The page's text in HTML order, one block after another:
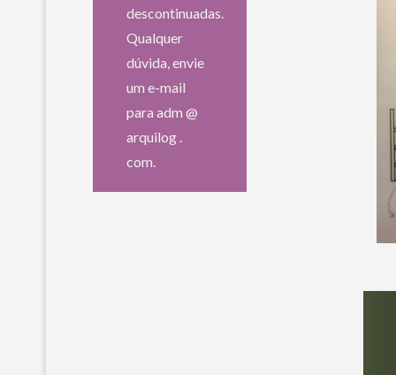
descontinuadas.
Qualquer
dúvida, envie
um e-mail
para adm @
arquilog .
com.